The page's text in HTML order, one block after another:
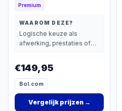
- massage apparaat
voor bloedsomloop en
massager -
afstandsbediening
Premium
WAAROM DEZE?
Logische keuze als
afwerking, prestaties of
€149,95
Bol.com
Vergelijk prijzen→